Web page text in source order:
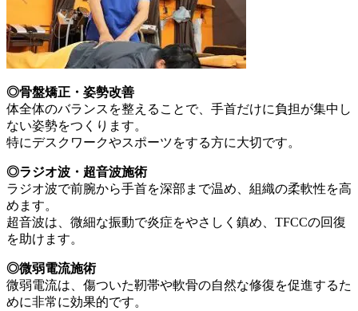
◎骨盤矯正・姿勢改善
体全体のバランスを整えることで、手首だけに負担が集中し
ない姿勢をつくります。
特にデスクワークやスポーツをする方に大切です。
◎ラジオ波・超音波施術
ラジオ波で前腕から手首を深部まで温め、組織の柔軟性を高
めます。
超音波は、微細な振動で炎症をやさしく鎮め、TFCCの回復
を助けます。
◎微弱電流施術
微弱電流は、傷ついた靭帯や軟骨の自然な修復を促進するた
めに非常に効果的です。